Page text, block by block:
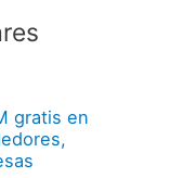
gratis en